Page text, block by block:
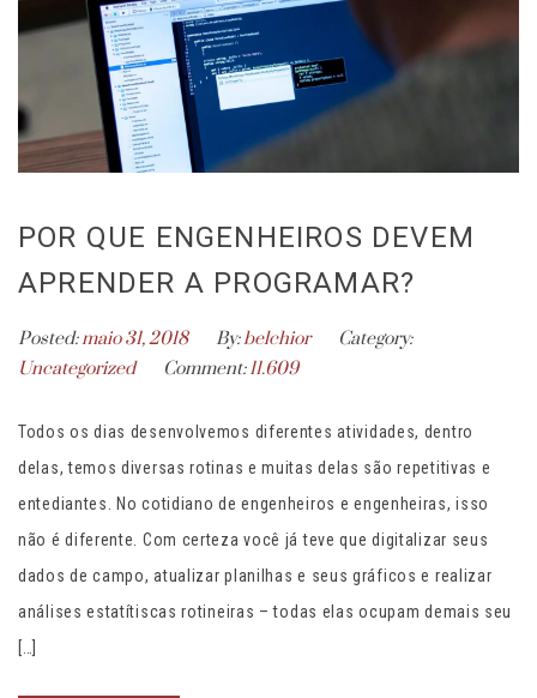
POR QUE ENGENHEIROS DEVEM
APRENDER A PROGRAMAR?
Posted:maio 31, 2018 By:belchior
Category:
Uncategorized
Comment:11.609
Todos os dias desenvolvemos diferentes atividades, dentro
delas, temos diversas rotinas e muitas delas são repetitivas e
entediantes. No cotidiano de engenheiros e engenheiras, isso
não é diferente. Com certeza você já teve que digitalizar seus
dados de campo, atualizar planilhas e seus gráficos e realizar
análises estatítiscas rotineiras – todas elas ocupam demais seu
[…]